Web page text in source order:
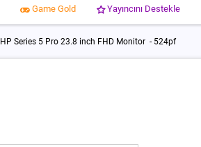
Game Gold Yayıncını Destekle
HP Series 5 Pro 23.8 inch FHD Monitor - 524pf